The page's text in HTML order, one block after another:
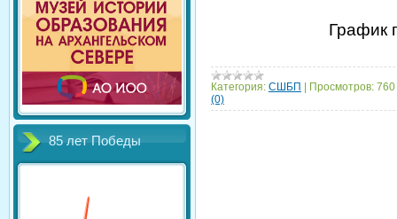
85 лет Победы
График
Категория: СШБП Просмотров: 760
(0)